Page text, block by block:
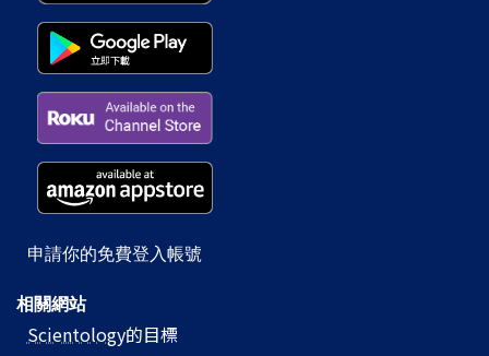
申請你的免費登入帳號
相關網站
Scientology的目標